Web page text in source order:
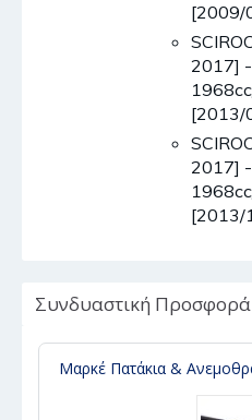
[2009/
2017]
[2013/
2017]
[2013/
Συνδυαστική Προσφορά
Μαρκέ Πατάκια &